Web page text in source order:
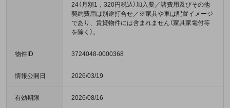
24（月額1，320円税込）加入要／諸費用及びその他
契約費用は別途打合せ／※家具や車は配置イメージ
であり、賃貸物件には含まれません（家具家電付等
を除く）。
物件ID 3724048-0000368
情報公開日 2026/03/19
有効期限 2026/08/16